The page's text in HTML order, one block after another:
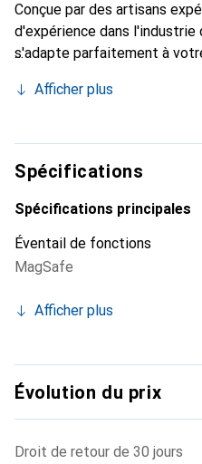
Conçue par des artisans
d'expérience dans l'industrie
s'adapte parfaitement à
Elle devient l'accessoire
internationalement pour
constitue un choix fiable
Afficher plus
Spécifications
Spécifications principales
Éventail de fonctions
MagSafe
Afficher plus
Évolution du prix
Droit de retour de 30 jours